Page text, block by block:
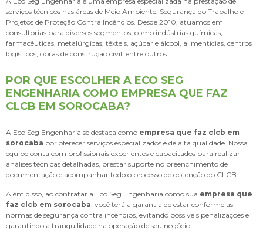
serviços técnicos nas áreas de Meio Ambiente, Segurança do Trabalho e
Projetos de Proteção Contra Incêndios. Desde 2010, atuamos em
consultorias para diversos segmentos, como indústrias químicas,
farmacêuticas, metalúrgicas, têxteis, açúcar e álcool, alimentícias, centros
logísticos, obras de construção civil, entre outros.
POR QUE ESCOLHER A ECO SEG
ENGENHARIA COMO EMPRESA QUE FAZ
CLCB EM SOROCABA?
A Eco Seg Engenharia se destaca como empresa que faz clcb em
sorocaba por oferecer serviços especializados e de alta qualidade. Nossa
equipe conta com profissionais experientes e capacitados para realizar
análises técnicas detalhadas, prestar suporte no preenchimento de
documentação e acompanhar todo o processo de obtenção do CLCB.
Além disso, ao contratar a Eco Seg Engenharia como sua empresa que
faz clcb em sorocaba, você terá a garantia de estar conforme as
normas de segurança contra incêndios, evitando possíveis penalizações e
garantindo a tranquilidade na operação de seu negócio.